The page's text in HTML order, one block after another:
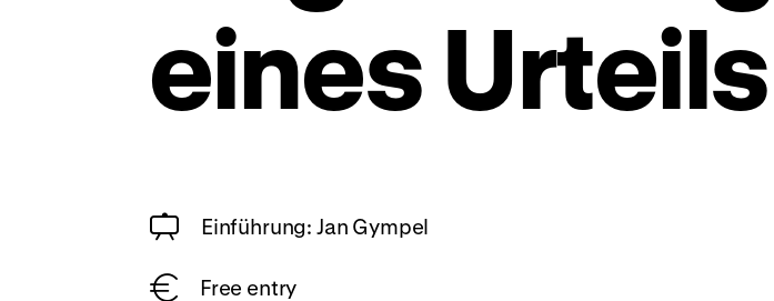
eines Urteils
Einführung: Jan Gympel
Free entry